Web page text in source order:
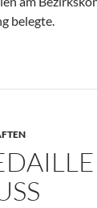
belegte.